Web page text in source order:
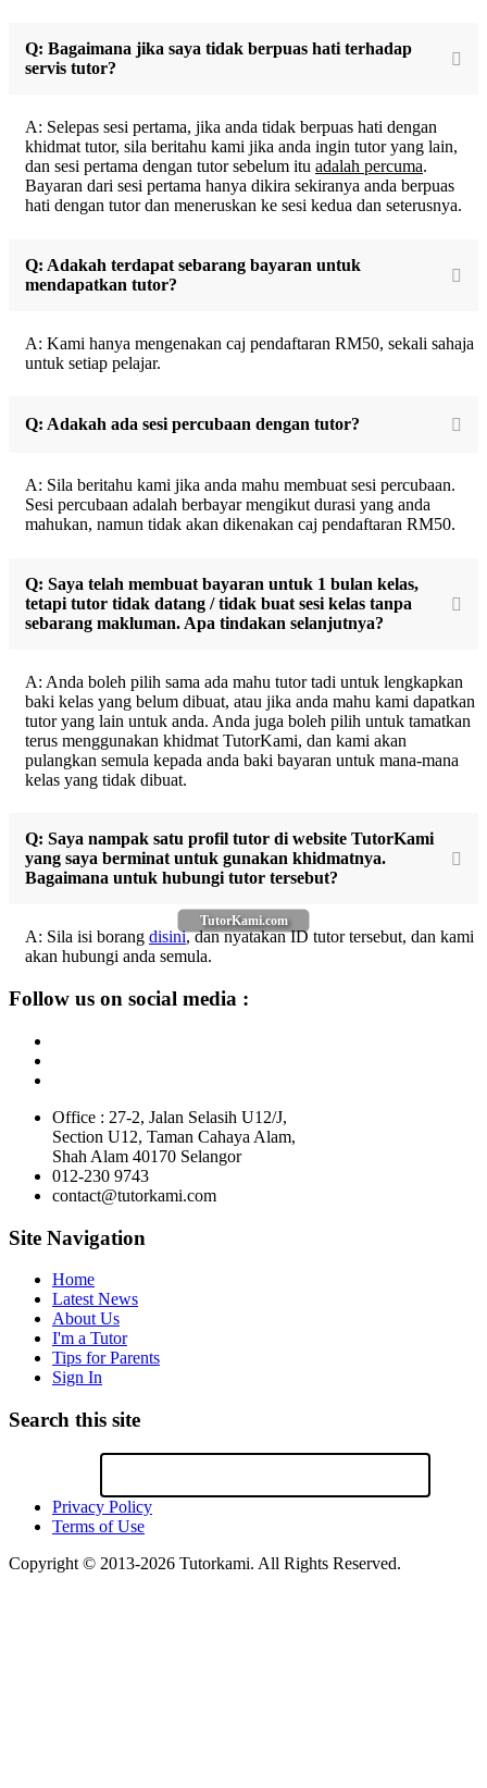
TutorKami.com
Q: Bagaimana jika saya tidak berpuas hati terhadap
servis tutor?
A: Selepas sesi pertama, jika anda tidak berpuas hati dengan
khidmat tutor, sila beritahu kami jika anda ingin tutor yang lain,
dan sesi pertama dengan tutor sebelum itu adalah percuma.
Bayaran dari sesi pertama hanya dikira sekiranya anda berpuas
hati dengan tutor dan meneruskan ke sesi kedua dan seterusnya.
Q: Adakah terdapat sebarang bayaran untuk
mendapatkan tutor?
A: Kami hanya mengenakan caj pendaftaran RM50, sekali sahaja
untuk setiap pelajar.
Q: Adakah ada sesi percubaan dengan tutor?
A: Sila beritahu kami jika anda mahu membuat sesi percubaan.
Sesi percubaan adalah berbayar mengikut durasi yang anda
mahukan, namun tidak akan dikenakan caj pendaftaran RM50.
Q: Saya telah membuat bayaran untuk 1 bulan kelas,
tetapi tutor tidak datang / tidak buat sesi kelas tanpa
sebarang makluman. Apa tindakan selanjutnya?
A: Anda boleh pilih sama ada mahu tutor tadi untuk lengkapkan
baki kelas yang belum dibuat, atau jika anda mahu kami dapatkan
tutor yang lain untuk anda. Anda juga boleh pilih untuk tamatkan
terus menggunakan khidmat TutorKami, dan kami akan
pulangkan semula kepada anda baki bayaran untuk mana-mana
kelas yang tidak dibuat.
Q: Saya nampak satu profil tutor di website TutorKami
yang saya berminat untuk gunakan khidmatnya.
Bagaimana untuk hubungi tutor tersebut?
A: Sila isi borang disini, dan nyatakan ID tutor tersebut, dan kami
akan hubungi anda semula.
Follow us on social media :
Office : 27-2, Jalan Selasih U12/J,
Section U12, Taman Cahaya Alam,
Shah Alam 40170 Selangor
012-230 9743
contact@tutorkami.com
Site Navigation
Home
Latest News
About Us
I'm a Tutor
Tips for Parents
Sign In
Search this site
Privacy Policy
Terms of Use
Copyright © 2013-2026 Tutorkami. All Rights Reserved.